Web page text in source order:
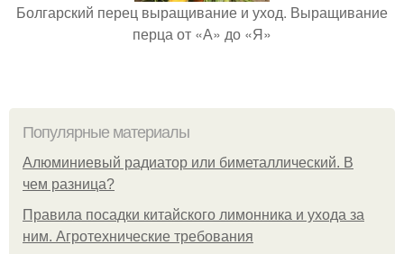
Болгарский перец выращивание и уход. Выращивание
перца от «А» до «Я»
Популярные материалы
Алюминиевый радиатор или биметаллический. В
чем разница?
Правила посадки китайского лимонника и ухода за
ним. Агротехнические требования